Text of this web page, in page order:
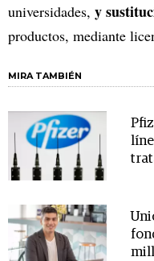
universidades, y
productos, mediante
MIRA TAMBIÉN